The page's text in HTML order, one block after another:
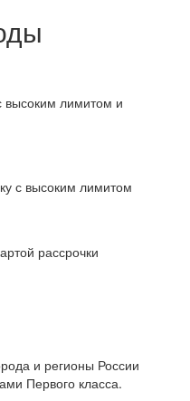
высоким лимитом и
с высоким лимитом
рассрочки
и регионы России
Первого класса.